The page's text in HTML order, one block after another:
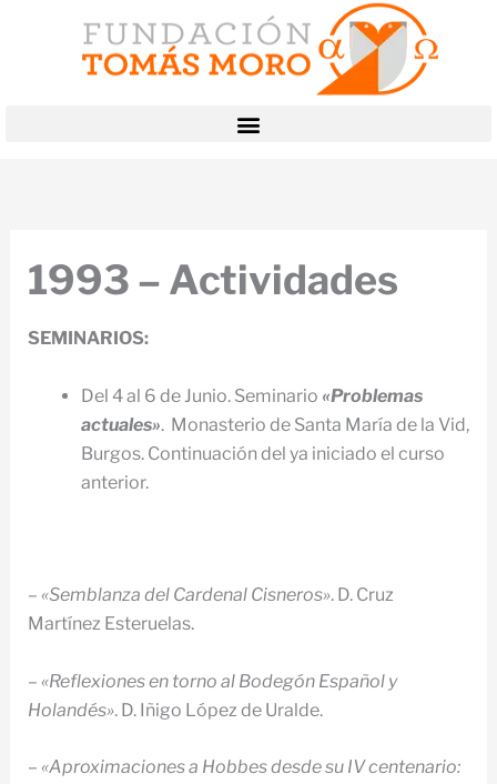
1993 – Actividades
SEMINARIOS:
Del 4 al 6 de Junio. Seminario «Problemas
actuales». Monasterio de Santa María de la Vid,
Burgos. Continuación del ya iniciado el curso
anterior.
– «Semblanza del Cardenal Cisneros». D. Cruz
Martínez Esteruelas.
– «Reflexiones en torno al Bodegón Español y
Holandés». D. Iñigo López de Uralde.
– «Aproximaciones a Hobbes desde su IV centenario: